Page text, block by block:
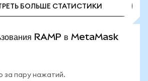
БОЛЬШЕ СТАТИСТИКИ
RAMP в MetaMask
за пару нажатий.